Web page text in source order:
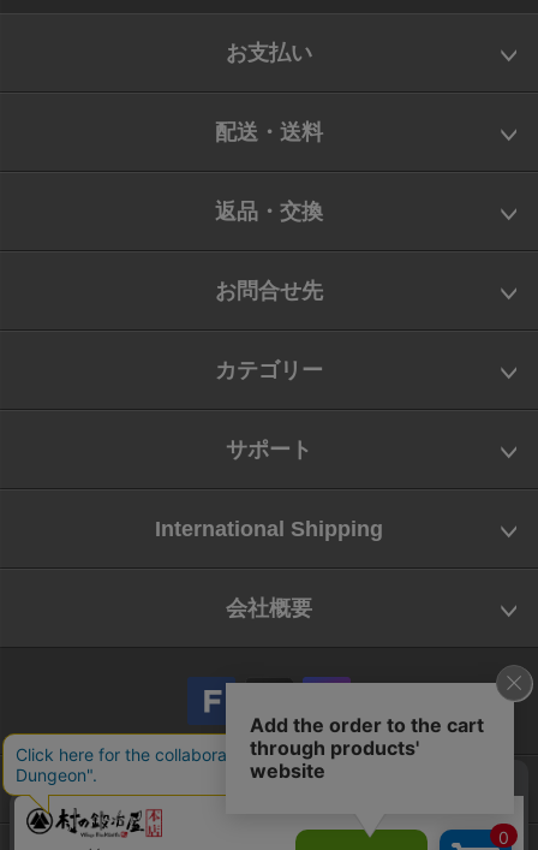
お支払い
配送・送料
返品・交換
お問合せ先
カテゴリー
サポート
International Shipping
会社概要
会社概要